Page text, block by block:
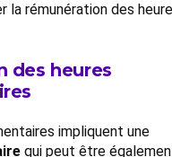
la rémunération des
des heures
impliquent une
qui peut être